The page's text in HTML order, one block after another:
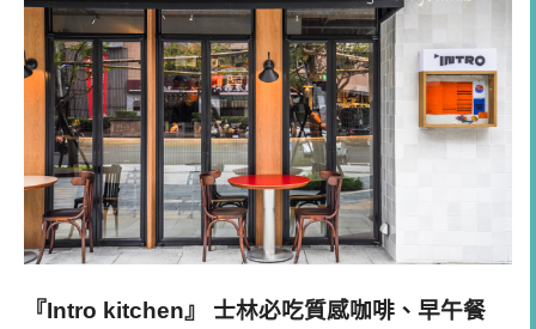
『Intro kitchen』 士林必吃質感咖啡、早午餐